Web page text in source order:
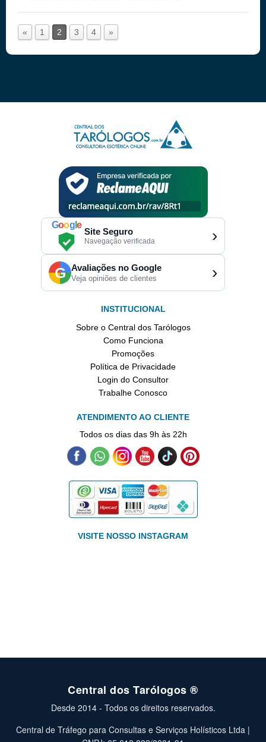
« 1 2 3 4 »
Google
Site Seguro
Navegação verificada ›
G Avaliações no Google
Veja opiniões de clientes ›
INSTITUCIONAL
Sobre o Central dos Tarólogos
Como Funciona
Promoções
Política de Privacidade
Login do Consultor
Trabalhe Conosco
ATENDIMENTO AO CLIENTE
Todos os dias das 9h às 22h
VISITE NOSSO INSTAGRAM
Central dos Tarólogos ®
Desde 2014 - Todos os direitos reservados.
Central de Tráfego para Consultas e Serviços Holísticos Ltda |